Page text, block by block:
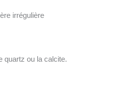
irrégulière
quartz ou la calcite.